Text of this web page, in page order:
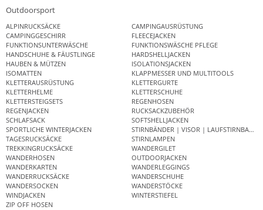
Outdoorsport
ALPINRUCKSÄCKE
CAMPINGAUSRÜSTUNG
CAMPINGGESCHIRR
FLEECEJACKEN
FUNKTIONSUNTERWÄSCHE
FUNKTIONSWÄSCHE PFLEGE
HANDSCHUHE & FÄUSTLINGE
HARDSHELLJACKEN
HAUBEN & MÜTZEN
ISOLATIONSJACKEN
ISOMATTEN
KLAPPMESSER UND MULTITOOLS
KLETTERAUSRÜSTUNG
KLETTERGURTE
KLETTERHELME
KLETTERSCHUHE
KLETTERSTEIGSETS
REGENHOSEN
REGENJACKEN
RUCKSACKZUBEHÖR
SCHLAFSACK
SOFTSHELLJACKEN
SPORTLICHE WINTERJACKEN
STIRNBÄNDER | VISOR | LAUFSTIRNBAND
TAGESRUCKSÄCKE
STIRNLAMPEN
TREKKINGRUCKSÄCKE
WANDERGILET
WANDERHOSEN
OUTDOORJACKEN
WANDERKARTEN
WANDERLEGGINGS
WANDERRUCKSÄCKE
WANDERSCHUHE
WANDERSOCKEN
WANDERSTÖCKE
WINDJACKEN
WINTERSTIEFEL
ZIP OFF HOSEN